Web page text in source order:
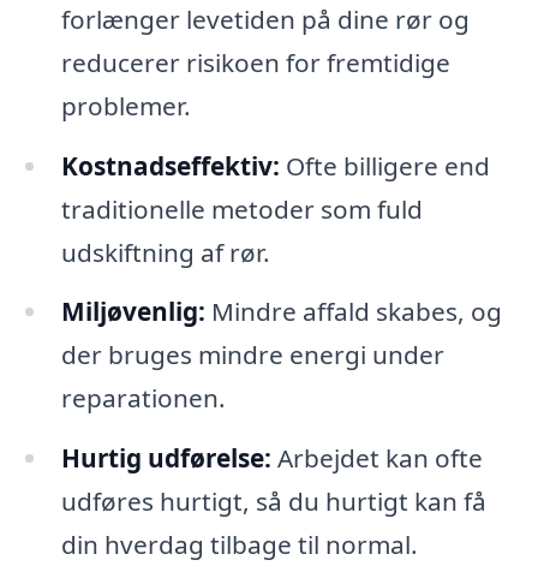
forlænger levetiden på dine rør og
reducerer risikoen for fremtidige
problemer.
Kostnadseffektiv: Ofte billigere end
traditionelle metoder som fuld
udskiftning af rør.
Miljøvenlig: Mindre affald skabes, og
der bruges mindre energi under
reparationen.
Hurtig udførelse: Arbejdet kan ofte
udføres hurtigt, så du hurtigt kan få
din hverdag tilbage til normal.